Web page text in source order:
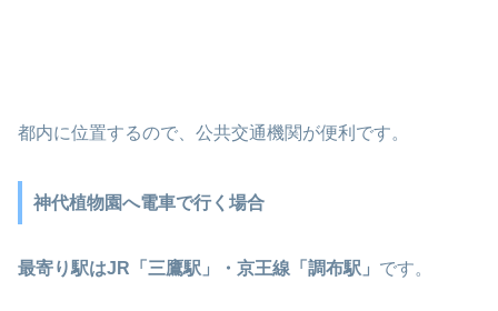
都内に位置するので、公共交通機関が便利です。
神代植物園へ電車で行く場合
最寄り駅はJR「三鷹駅」・京王線「調布駅」 です。